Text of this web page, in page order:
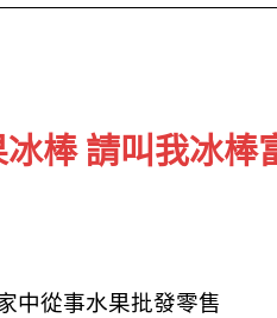
棒 請叫我冰棒
中從事水果批發零售